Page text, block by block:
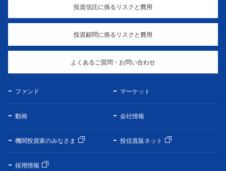
投資信託に係るリスクと費用
投資顧問に係るリスクと費用
よくあるご質問・お問い合わせ
ファンド マーケット
動画 会社情報
機関投資家のみなさま 投信直販ネット
採用情報